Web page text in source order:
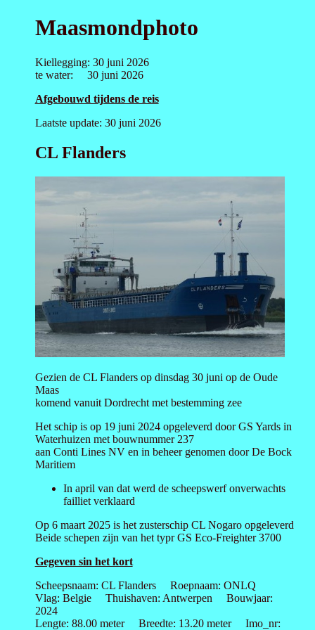
Maasmondphoto
Kiellegging: 30 juni 2026
te water: 30 juni 2026
Afgebouwd tijdens de reis
Laatste update: 30 juni 2026
CL Flanders
Gezien de CL Flanders op dinsdag 30 juni op de Oude
Maas
komend vanuit Dordrecht met bestemming zee
Het schip is op 19 juni 2024 opgeleverd door GS Yards in
Waterhuizen met bouwnummer 237
aan Conti Lines NV en in beheer genomen door De Bock
Maritiem
In april van dat werd de scheepswerf onverwachts
failliet verklaard
Op 6 maart 2025 is het zusterschip CL Nogaro opgeleverd
Beide schepen zijn van het typr GS Eco-Freighter 3700
Gegeven sin het kort
Scheepsnaam: CL Flanders Roepnaam: ONLQ
Vlag: Belgie Thuishaven: Antwerpen Bouwjaar:
2024
Lengte: 88.00 meter Breedte: 13.20 meter Imo_nr: